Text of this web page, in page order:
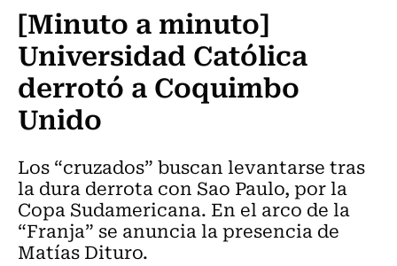
[Minuto a minuto]
Universidad Católica
derrotó a Coquimbo
Unido
Los “cruzados” buscan levantarse tras
la dura derrota con Sao Paulo, por la
Copa Sudamericana. En el arco de la
“Franja” se anuncia la presencia de
Matías Dituro.